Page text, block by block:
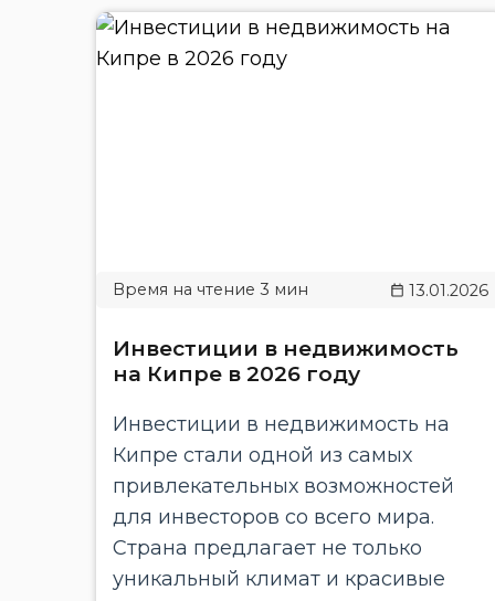
13.01.2026
Инвестиции в недвижимость
на Кипре в 2026 году
Инвестиции в недвижимость на
Кипре стали одной из самых
привлекательных возможностей
для инвесторов со всего мира.
Страна предлагает не только
уникальный климат и красивые